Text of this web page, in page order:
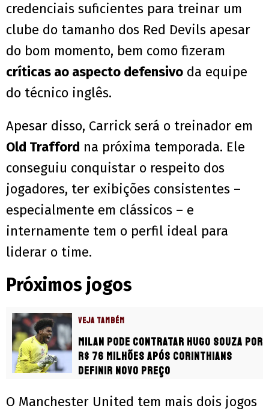
credenciais suficientes para treinar um
clube do tamanho dos Red Devils apesar
do bom momento, bem como fizeram
críticas ao aspecto defensivo da equipe
do técnico inglês.
Apesar disso, Carrick será o treinador em
Old Trafford na próxima temporada. Ele
conseguiu conquistar o respeito dos
jogadores, ter exibições consistentes –
especialmente em clássicos – e
internamente tem o perfil ideal para
liderar o time.
Próximos jogos
VEJA TAMBÉM
Milan pode contratar Hugo Souza por
R$ 76 milhões após Corinthians
definir novo preço
O Manchester United tem mais dois jogos